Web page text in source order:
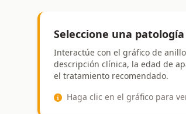
Seleccione una patología
Interactúe con el gráfico de
descripción clínica, la edad de
el tratamiento recomendado.
Haga clic en el gráfico para